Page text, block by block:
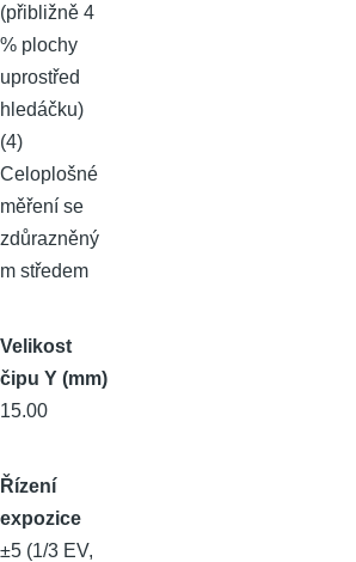
(přibližně 4
% plochy
uprostřed
hledáčku)
(4)
Celoplošné
měření se
zdůrazněný
m středem
Velikost
čipu Y (mm)
15.00
Řízení
expozice
±5 (1/3 EV,